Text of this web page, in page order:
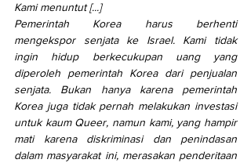
Kami menuntut [...]
Pemerintah Korea harus berhenti
mengekspor senjata ke Israel. Kami tidak
ingin hidup berkecukupan uang yang
diperoleh pemerintah Korea dari penjualan
senjata. Bukan hanya karena pemerintah
Korea juga tidak pernah melakukan investasi
untuk kaum Queer, namun kami, yang hampir
mati karena diskriminasi dan penindasan
dalam masyarakat ini, merasakan penderitaan